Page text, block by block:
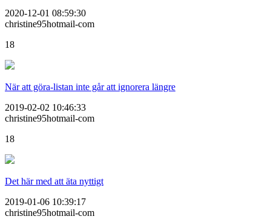
2020-12-01 08:59:30
christine95hotmail-com
18
När att göra-listan inte går att ignorera längre
2019-02-02 10:46:33
christine95hotmail-com
18
Det här med att äta nyttigt
2019-01-06 10:39:17
christine95hotmail-com